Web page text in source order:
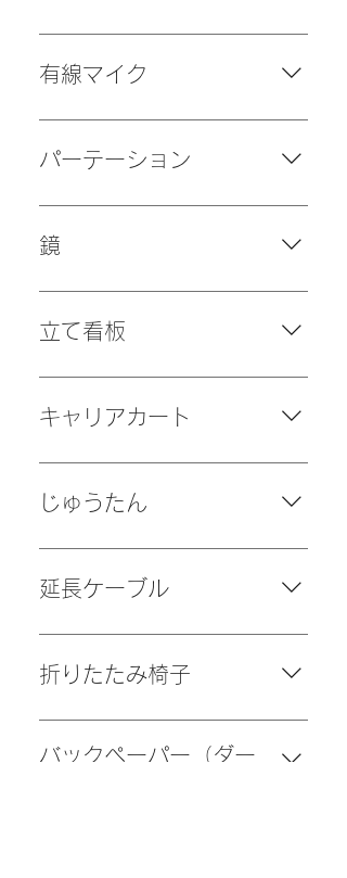
ー, ノートパソコン, スマートフォ
ン 付属品：電源ケーブル、HDMI
ケーブル、Lightn-ing変換器 パソ
ーリングでご使用ください。 *当
投影推奨 取扱説明書① 取扱説明
立て済み
台数：４台 メーカー：U`King
10W ステージライト
ード、連結コード 連結コードでム
して動きます。 操作方法 -web版
有線マイク
本数：１本 備品のスピーカーと繋
げて使える有線マイクです。
パーテーション
個数：３個 サイズ：高さ180cm×
幅202cm カラー：ブラック
鏡
枚数：３枚 サイズ：高さ190cm×
幅120cm
立て看板
個数：１台 サイズ：A1ハーフ
（ポスターサイズ
さ1160cm×351cm）
キャリアカート
台数：１台 カラー：カーキ 台
車、もしくは撮影用としてご利用
じゅうたん
カラー：柄
延長ケーブル
本数：２本
折りたたみ椅子
個数：１０脚
バックペーパー（ダー